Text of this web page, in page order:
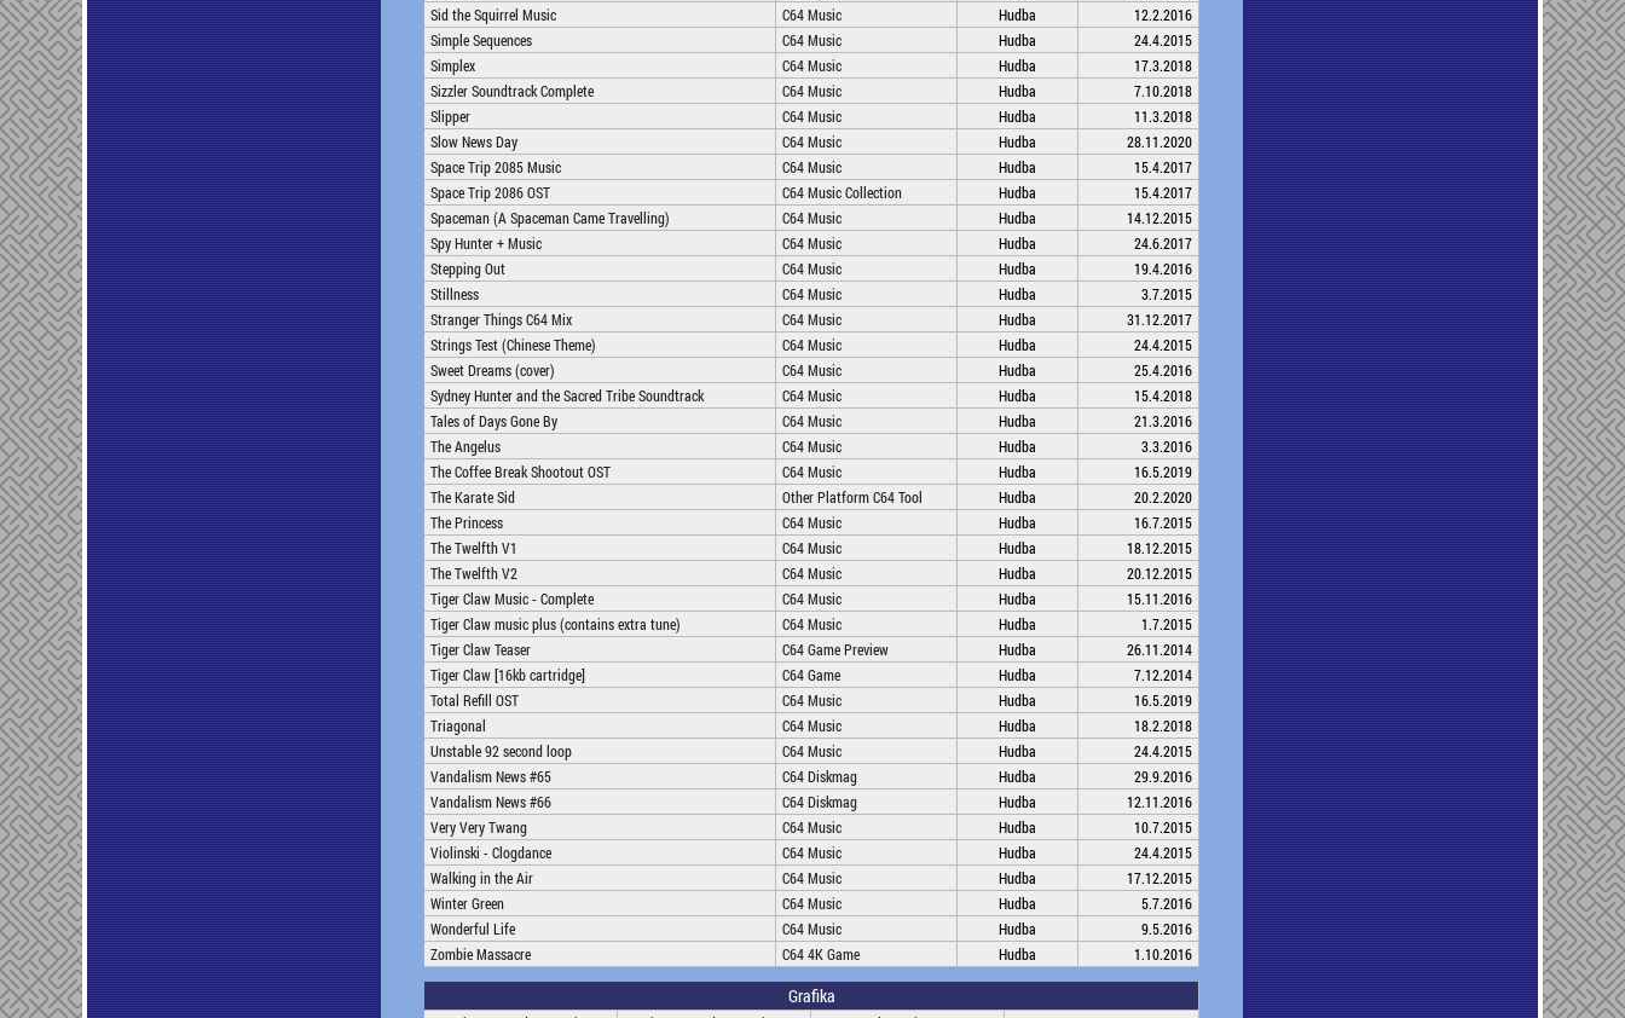
Sid the Squirrel Music
C64 Music Hudba
12.2.2016
Simple Sequences
C64 Music Hudba
24.4.2015
Simplex
C64 Music Hudba
17.3.2018
Sizzler Soundtrack Complete
C64 Music Hudba
7.10.2018
Slipper
C64 Music Hudba
11.3.2018
Slow News Day
C64 Music Hudba
28.11.2020
Space Trip 2085 Music
C64 Music Hudba
15.4.2017
Space Trip 2086 OST
C64 Music Collection Hudba
15.4.2017
Spaceman (A Spaceman Came Travelling)
C64 Music Hudba
14.12.2015
Spy Hunter + Music
C64 Music Hudba
24.6.2017
Stepping Out
C64 Music Hudba
19.4.2016
Stillness
C64 Music Hudba
3.7.2015
Stranger Things C64 Mix
C64 Music Hudba
31.12.2017
Strings Test (Chinese Theme)
C64 Music Hudba
24.4.2015
Sweet Dreams (cover)
C64 Music Hudba
25.4.2016
Sydney Hunter and the Sacred Tribe Soundtrack
C64 Music Hudba
15.4.2018
Tales of Days Gone By
C64 Music Hudba
21.3.2016
The Angelus
C64 Music Hudba
3.3.2016
The Coffee Break Shootout OST
C64 Music Hudba
16.5.2019
The Karate Sid
Other Platform C64 Tool Hudba
20.2.2020
The Princess
C64 Music Hudba
16.7.2015
The Twelfth V1
C64 Music Hudba
18.12.2015
The Twelfth V2
C64 Music Hudba
20.12.2015
Tiger Claw Music - Complete
C64 Music Hudba
15.11.2016
Tiger Claw music plus (contains extra tune)
C64 Music Hudba
1.7.2015
Tiger Claw Teaser
C64 Game Preview Hudba
26.11.2014
Tiger Claw [16kb cartridge]
C64 Game Hudba
7.12.2014
Total Refill OST
C64 Music Hudba
16.5.2019
Triagonal
C64 Music Hudba
18.2.2018
Unstable 92 second loop
C64 Music Hudba
24.4.2015
Vandalism News #65
C64 Diskmag Hudba
29.9.2016
Vandalism News #66
C64 Diskmag Hudba
12.11.2016
Very Very Twang
C64 Music Hudba
10.7.2015
Violinski - Clogdance
C64 Music Hudba
24.4.2015
Walking in the Air
C64 Music Hudba
17.12.2015
Winter Green
C64 Music Hudba
5.7.2016
Wonderful Life
C64 Music Hudba
9.5.2016
Zombie Massacre
C64 4K Game Hudba 1.10.2016
Grafika